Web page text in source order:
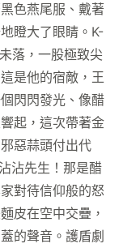
色燕尾服、戴著
瞪大了眼睛。K-
落，一股極致尖
是他的宿敵，王
閃閃發光、像醋
起，這次帶著金
惡蒜頭付出代
沾先生！那是醋
對待信仰般的怒
皮在空中交疊，
的聲音。護盾劇